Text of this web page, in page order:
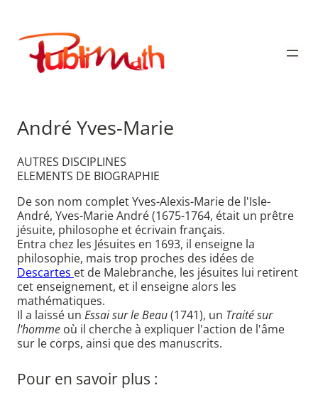
contenu
Publimath
André Yves-Marie
AUTRES DISCIPLINES
ELEMENTS DE BIOGRAPHIE
De son nom complet Yves-Alexis-Marie de l'Isle-
André, Yves-Marie André (1675-1764, était un prêtre
jésuite, philosophe et écrivain français.
Entra chez les Jésuites en 1693, il enseigne la
philosophie, mais trop proches des idées de
Descartes et de Malebranche, les jésuites lui retirent
cet enseignement, et il enseigne alors les
mathématiques.
Il a laissé un Essai sur le Beau(1741), un Traité sur
l'homme où il cherche à expliquer l'action de l'âme
sur le corps, ainsi que des manuscrits.
Pour en savoir plus :